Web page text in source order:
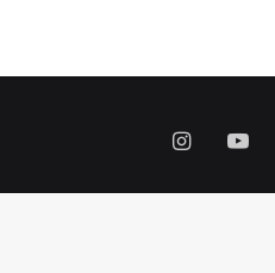
YouTube